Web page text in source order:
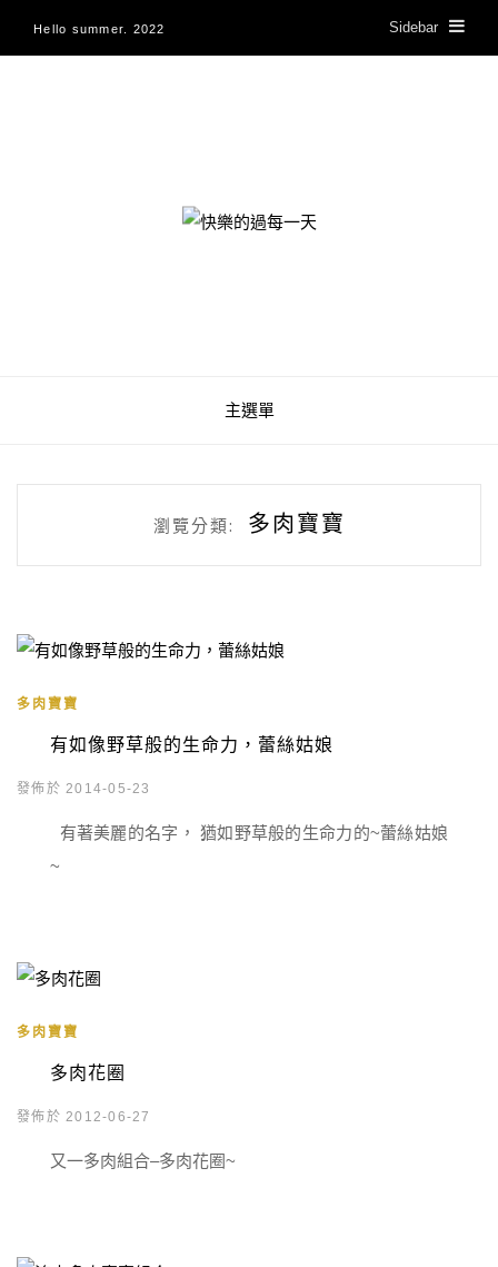
Hello summer. 2022 Sidebar
快樂的過每一天
主選單
瀏覽分類: 多肉寶寶
多肉寶寶
有如像野草般的生命力，蕾絲姑娘
發佈於 2014-05-23
有著美麗的名字， 猶如野草般的生命力的~蕾絲姑娘
~
多肉寶寶
多肉花圈
發佈於 2012-06-27
又一多肉組合–多肉花圈~